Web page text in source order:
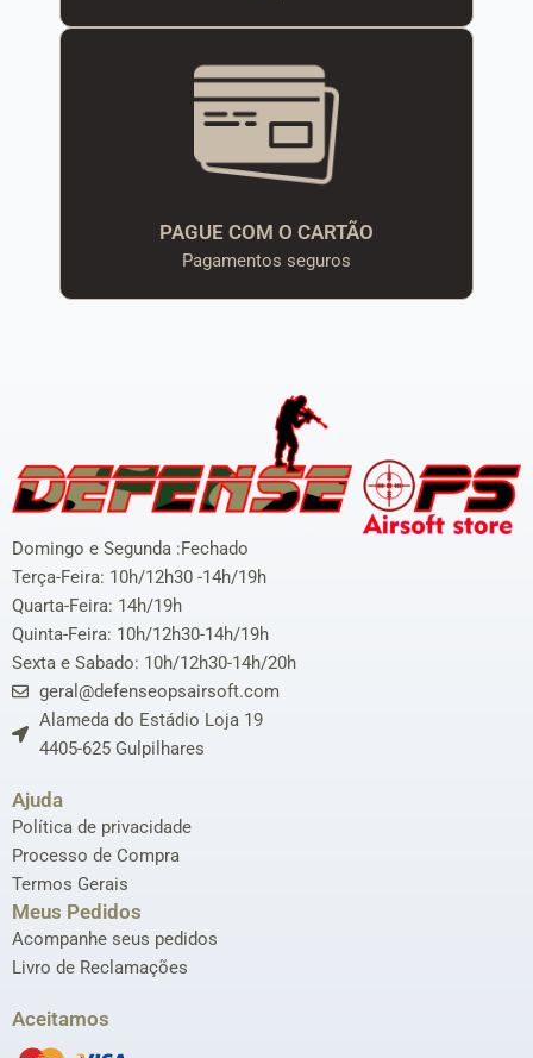
PAGUE COM O CARTÃO
Pagamentos seguros
Domingo e Segunda :Fechado
Terça-Feira: 10h/12h30 -14h/19h
Quarta-Feira: 14h/19h
Quinta-Feira: 10h/12h30-14h/19h
Sexta e Sabado: 10h/12h30-14h/20h
geral@defenseopsairsoft.com
Alameda do Estádio Loja 19
4405-625 Gulpilhares
Ajuda
Política de privacidade
Processo de Compra
Termos Gerais
Meus Pedidos
Acompanhe seus pedidos
Livro de Reclamações
Aceitamos